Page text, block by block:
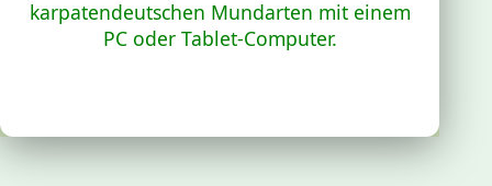
karpatendeutschen Mundarten mit einem
PC oder Tablet-Computer.